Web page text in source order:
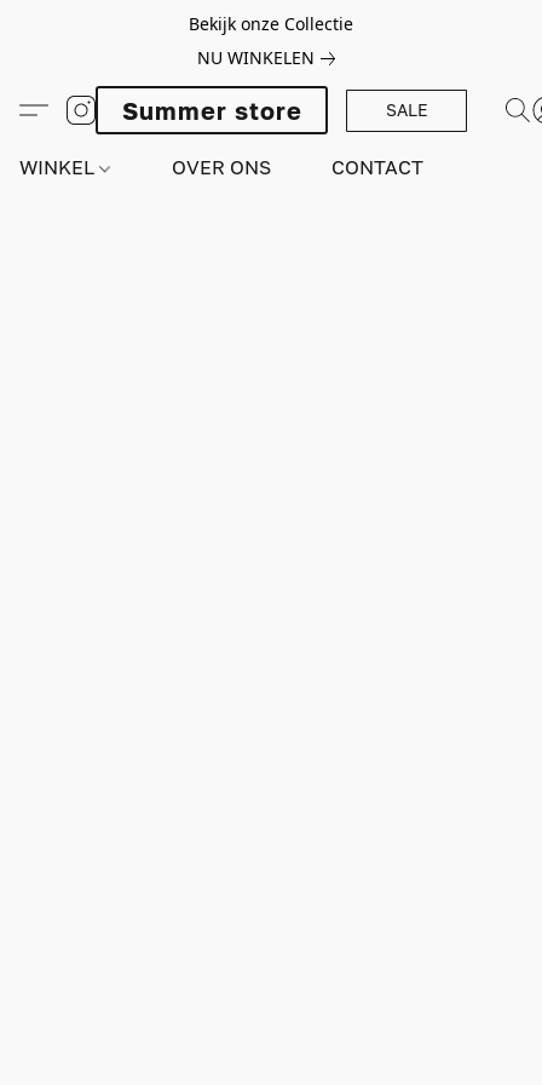
Bekijk onze Collectie
NU WINKELEN
Summer store SALE
WINKEL OVER ONS CONTACT